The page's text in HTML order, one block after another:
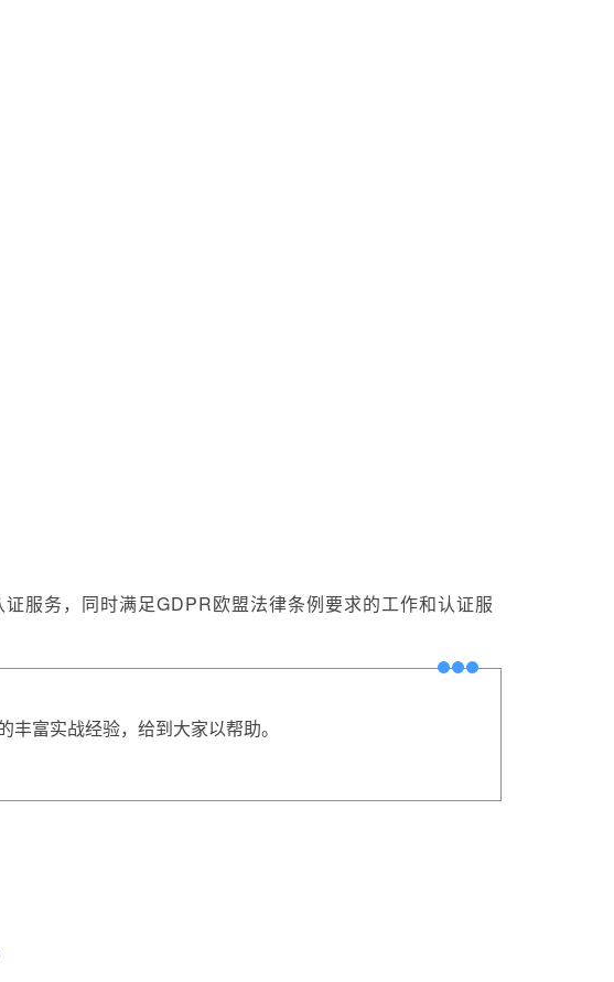
服务，同时满足GDPR欧盟法律条例要求的工作和认证服
富实战经验，给到大家以帮助。